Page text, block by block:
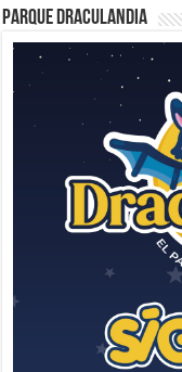
Parque Draculandia